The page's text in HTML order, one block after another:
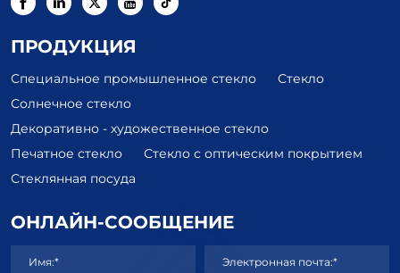
ПРОДУКЦИЯ
Специальное промышленное стекло
Стекло
Солнечное стекло
Декоративно - художественное стекло
Печатное стекло
Стекло с оптическим покрытием
Стеклянная посуда
ОНЛАЙН-СООБЩЕНИЕ
Имя:* Электронная почта:*